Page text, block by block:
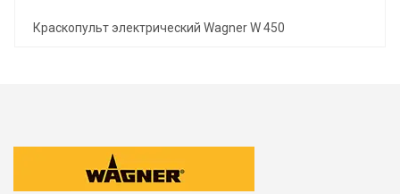
Краскопульт электрический Wagner W 450